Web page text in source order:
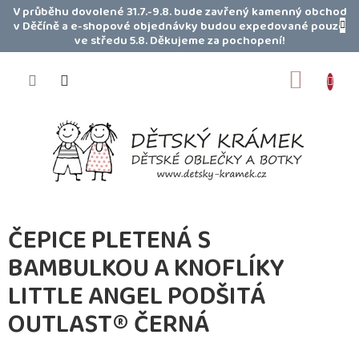
PřejítV průběhu dovolené 31.7.-9.8. bude zavřený kamenný obchod
v Děčíně a e-shopové objednávky budou expedované pouze
ve středu 5.8. Děkujeme za pochopení!
ČEPICE PLETENÁ S
BAMBULKOU A KNOFLÍKY
LITTLE ANGEL PODŠITÁ
OUTLAST® ČERNÁ